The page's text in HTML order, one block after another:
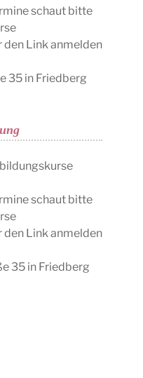
schaut bitte
den Link anmelden
35 in Friedberg
schaut bitte
den Link anmelden
35 in Friedberg